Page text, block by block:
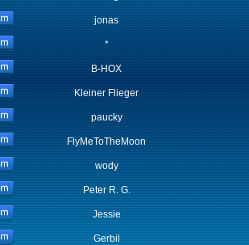
jonas
*
B-HOX
Kleiner Flieger
paucky
FlyMeToTheMoon
wody
Peter R. G.
Jessie
Gerbil